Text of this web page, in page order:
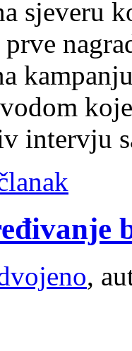
sjeveru
intervju
,